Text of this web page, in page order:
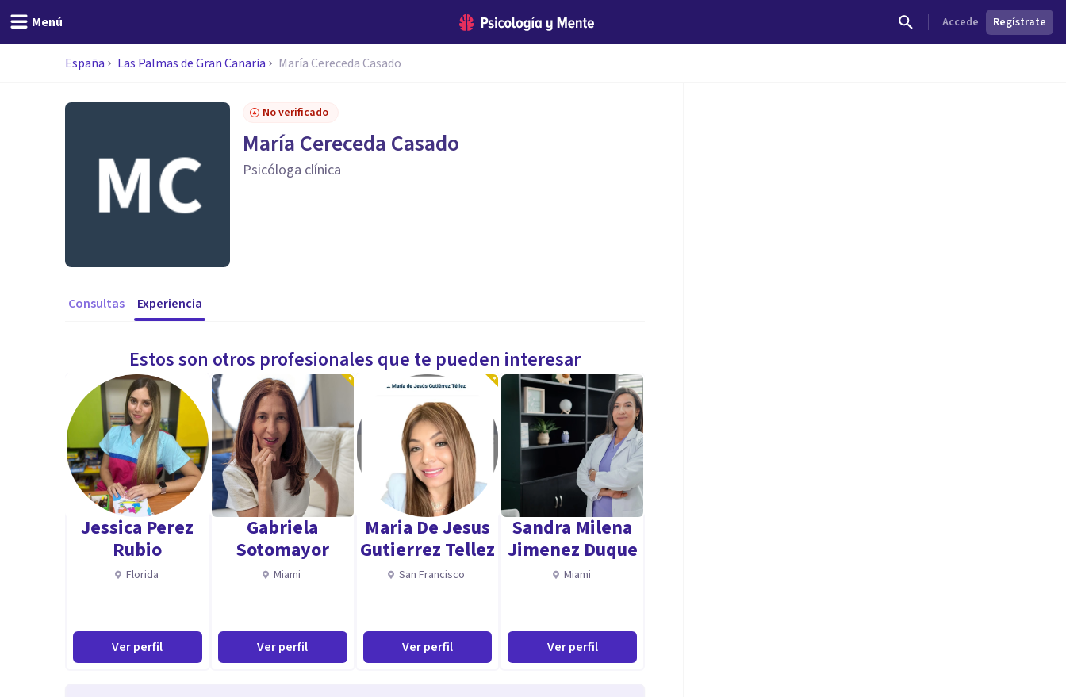
Menú Accede Regístrate
España Las Palmas de Gran Canaria María Cereceda Casado
No verificado
María Cereceda Casado
Psicóloga clínica
Consultas Experiencia
Estos son otros profesionales que te pueden interesar
Jessica Perez
Rubio
Florida
Ver perfil
Gabriela
Sotomayor
Miami
Ver perfil
Maria De Jesus
Gutierrez Tellez
San Francisco
Ver perfil
Sandra Milena
Jimenez Duque
Miami
Ver perfil